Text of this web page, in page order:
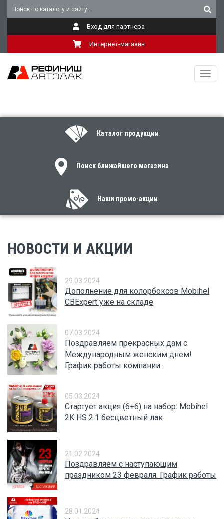
Вход для партнера
Интернет-магазин
Каталог продукции
Поиск ближайшего магазина
Наши промо-акции
НОВОСТИ И АКЦИИ
29.03.2024
Дополнение для колорбоксов Mobihel
CBExpert уже на складе
07.03.2024
Поздравляем прекрасных дам с
Международным женским днем!
График работы компании.
05.03.2024
Стартует акция (6+6) на набор: Mobihel
2K HS 2:1 бесцветный лак
21.02.2024
Поздравляем с наступающим
праздником 23 февраля. График работы
28.01.2024